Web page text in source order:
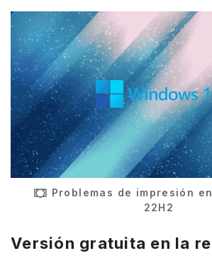
Problemas de impresión
22H2
Versión gratuita en la